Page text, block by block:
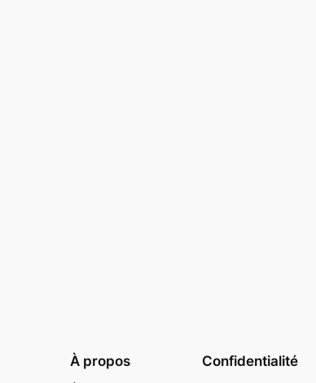
À propos Confidentialité